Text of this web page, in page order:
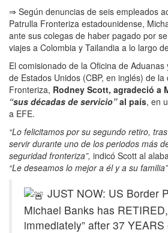
⇒ Según denuncias de seis empleados
Patrulla Fronteriza estadounidense,
ante sus colegas de haber pagado por
viajes a Colombia y Tailandia a lo largo
El comisionado de la Oficina de
de Estados Unidos (CBP, en inglés) de
Fronteriza, Rodney Scott, agradeció a
“sus décadas de servicio”al país, en
a EFE.
“Lo felicitamos por su segundo retiro,
servir durante uno de los periodos más
seguridad fronteriza”, indicó Scott al
“Le deseamos lo mejor a él y a su familia”
JUST NOW: US Border
Michael Banks has
immediately” after 37